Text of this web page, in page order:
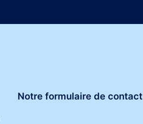
Notre formulaire de contact